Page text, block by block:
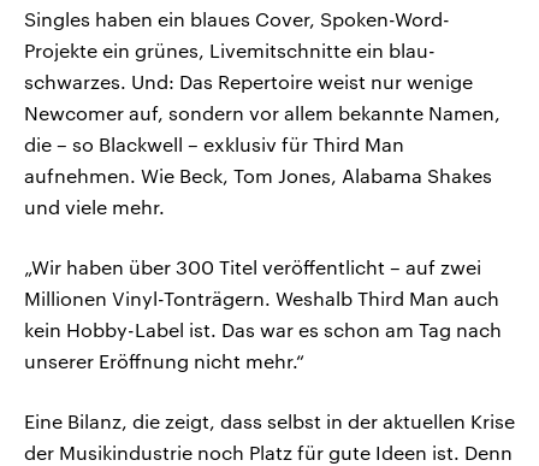
Singles haben ein blaues Cover, Spoken-Word-
Projekte ein grünes, Livemitschnitte ein blau-
schwarzes. Und: Das Repertoire weist nur wenige
Newcomer auf, sondern vor allem bekannte Namen,
die – so Blackwell – exklusiv für Third Man
aufnehmen. Wie Beck, Tom Jones, Alabama Shakes
und viele mehr.
„Wir haben über 300 Titel veröffentlicht – auf zwei
Millionen Vinyl-Tonträgern. Weshalb Third Man auch
kein Hobby-Label ist. Das war es schon am Tag nach
unserer Eröffnung nicht mehr.“
Eine Bilanz, die zeigt, dass selbst in der aktuellen Krise
der Musikindustrie noch Platz für gute Ideen ist. Denn